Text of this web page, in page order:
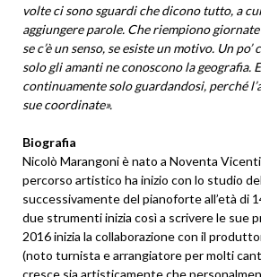
volte ci sono sguardi che dicono tutto, a
aggiungere parole. Che riempiono
se c’è un senso, se esiste un motivo. Un po’
solo gli amanti ne conoscono la geografia.
continuamente solo guardandosi, perché
sue coordinate».
Biografia
Nicolò Marangoni è nato a Noventa
percorso artistico ha inizio con lo studio
successivamente del pianoforte all’età di
due strumenti inizia così a scrivere le sue
2016 inizia la collaborazione con il
(noto turnista e arrangiatore per molti
cresce sia artisticamente che